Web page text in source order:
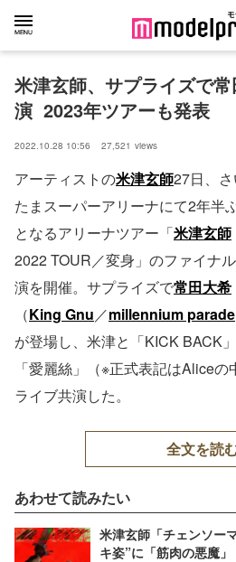
米津玄師、サプライズで
演  2023年ツアーも発表
2022.10.28 10:56 27,521 views
アーティストの米津玄師27日、
たまスーパーアリーナにて2年半
となるアリーナツアー「米津玄師
2022 TOUR／変身」のファイナ
演を開催。サプライズで常田大希
（King Gnu／millennium parade
が登場し、米津と「KICK BACK」
「愛麗絲」（※正式表記はAlice
ライブ共演した。
全文を読
あわせて読みたい
米津玄師「チェンソー
キ姿”に「筋肉の悪魔